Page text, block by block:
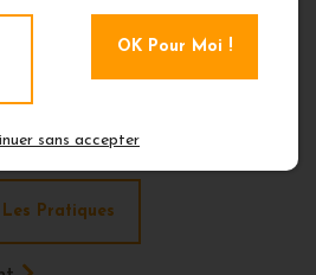
l'ensemble des
Les Pratiques
OK Pour Moi !
sans accepter